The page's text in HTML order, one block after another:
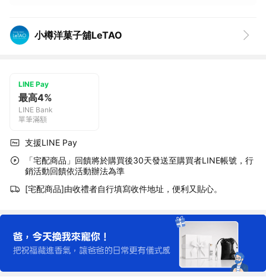
小樽洋菓子舖LeTAO
LINE Pay
最高4%
LINE Bank
單筆滿額
支援LINE Pay
「宅配商品」回饋將於購買後30天發送至購買者LINE帳號，行
銷活動回饋依活動辦法為準
[宅配商品]由收禮者自行填寫收件地址，便利又貼心。